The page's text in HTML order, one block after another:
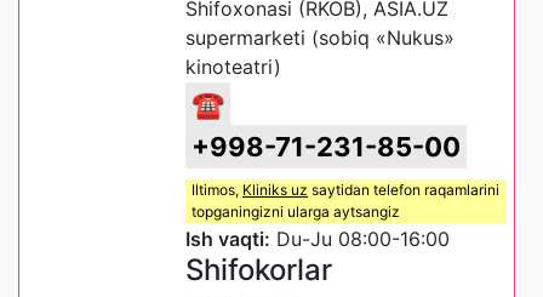
Shifoxonasi (RKOB), ASIA.UZ
supermarketi (sobiq «Nukus»
kinoteatri)
☎
+998-71-231-85-00
Iltimos, Kliniks uz saytidan telefon raqamlarini
topganingizni ularga aytsangiz
Ish vaqti: Du-Ju 08:00-16:00
Shifokorlar